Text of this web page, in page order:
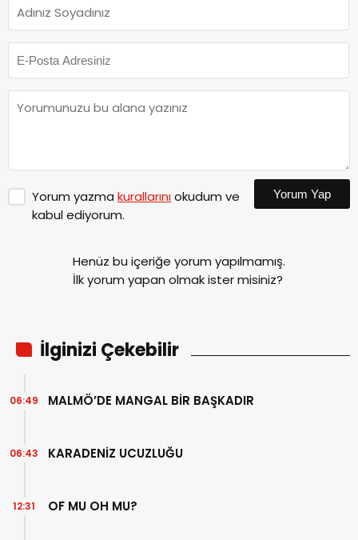
Yorum yazma kurallarınıokudum ve
kabul ediyorum.
Yorum Yap
Henüz bu içeriğe yorum yapılmamış.
İlk yorum yapan olmak ister misiniz?
İlginizi Çekebilir
MALMÖ’DE MANGAL BİR BAŞKADIR
06:49
KARADENİZ UCUZLUĞU
06:43
OF MU OH MU?
12:31